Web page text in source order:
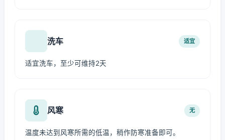
洗车 适宜
适宜洗车，至少可维持2天
风寒 无
温度未达到风寒所需的低温，稍作防寒准备即可。